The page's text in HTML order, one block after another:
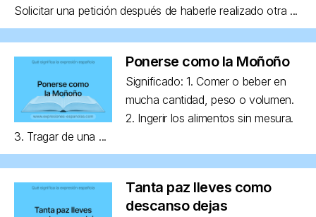
Solicitar una petición después de haberle realizado otra ...
Ponerse como la Moñoño
Significado: 1. Comer o beber en
mucha cantidad, peso o volumen.
2. Ingerir los alimentos sin mesura.
3. Tragar de una ...
Tanta paz lleves como
descanso dejas